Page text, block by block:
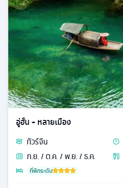
อู่ฮั่น + หลายเมือง
ทัวร์จีน
ก.ย. / ต.ค. / พ.ย. / ธ.ค.
ที่พักระดับ